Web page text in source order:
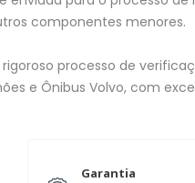
componentes menores.
processo de
e Ônibus Volvo, com
Garantia